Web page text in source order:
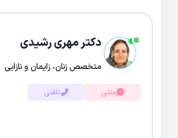
دکتر مهری رشیدی
متخصص زنان، زایمان و نازایی
متنی تلفنی